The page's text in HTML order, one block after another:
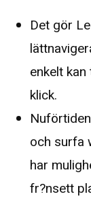
Det gör
enkelt
klick.
och surfa
har
fr?nsett